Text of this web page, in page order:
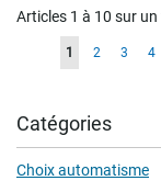
Articles 1 à 10 sur
Vous
actuellement
la
page
1 Page
2 Page
3 4
Catégories
Choix automatisme